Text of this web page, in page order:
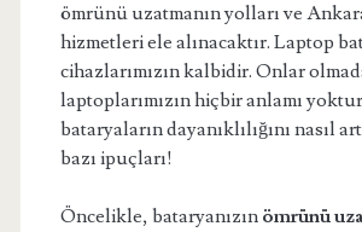
ömrünü uzatmanın yolları ve
hizmetleri ele alınacaktır. Laptop
cihazlarımızın kalbidir. Onlar
laptoplarımızın hiçbir anlamı
bataryaların dayanıklılığını nasıl
bazı ipuçları!
Öncelikle, bataryanızın ömrünü